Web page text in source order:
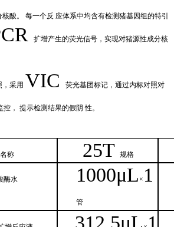
酸。 每一个反 应体系中均含有检测猪基因组的特引
扩增产生的荧光信号，实现对猪源性成分核
，采用 VIC 荧光基团标记，通过内标对照对
， 提示检测结果的假阴 性。
称 25T 规格
酶水 1000μL × 1
管